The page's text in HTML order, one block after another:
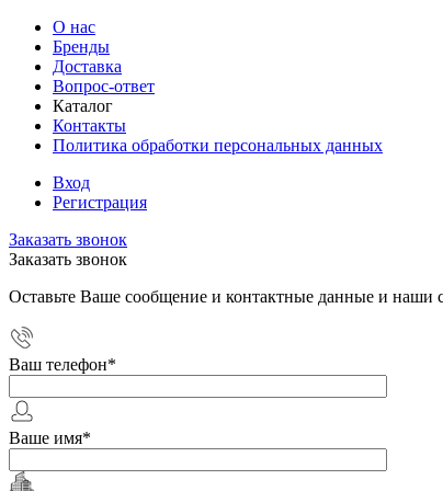
О нас
Бренды
Доставка
Вопрос-ответ
Каталог
Контакты
Политика обработки персональных данных
Вход
Регистрация
Заказать звонок
Заказать звонок
Оставьте Ваше сообщение и контактные данные и наши
Ваш телефон*
Ваше имя*